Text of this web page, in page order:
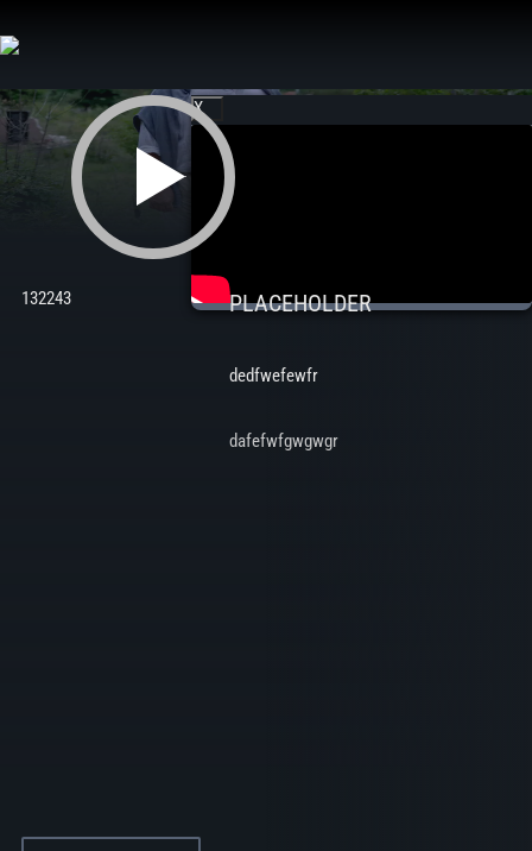
au
X
132243 PLACEHOLDER
dedfwefewfr
dafefwfgwgwgr